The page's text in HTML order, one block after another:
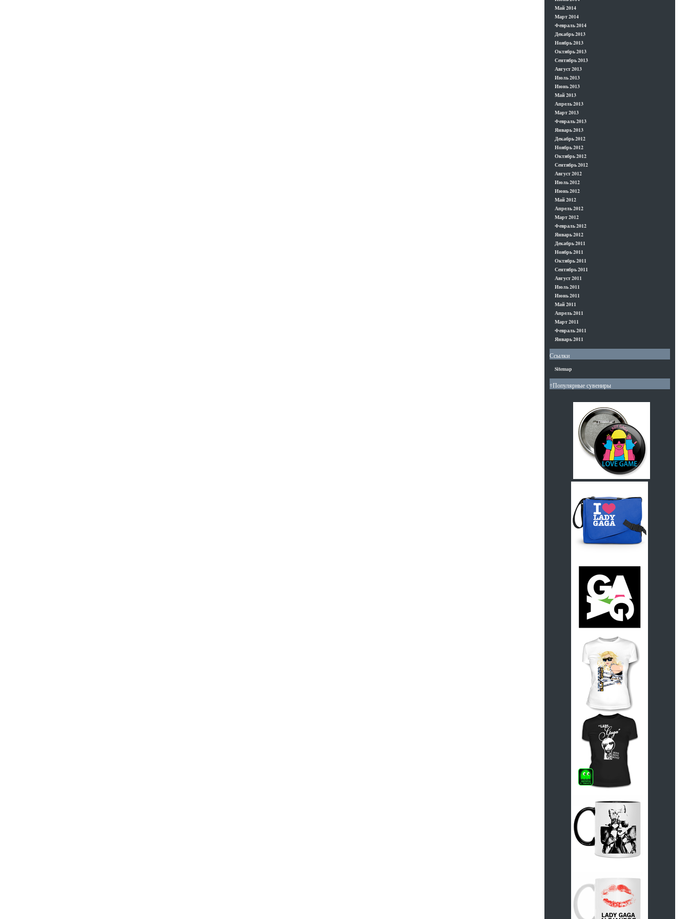
Май 2014
Март 2014
Февраль 2014
Декабрь 2013
Ноябрь 2013
Октябрь 2013
Сентябрь 2013
Август 2013
Июль 2013
Июнь 2013
Май 2013
Апрель 2013
Март 2013
Февраль 2013
Январь 2013
Декабрь 2012
Ноябрь 2012
Октябрь 2012
Сентябрь 2012
Август 2012
Июль 2012
Июнь 2012
Май 2012
Апрель 2012
Март 2012
Февраль 2012
Январь 2012
Декабрь 2011
Ноябрь 2011
Октябрь 2011
Сентябрь 2011
Август 2011
Июль 2011
Июнь 2011
Май 2011
Апрель 2011
Март 2011
Февраль 2011
Январь 2011
Ссылки
Sitemap
†Популярные сувениры